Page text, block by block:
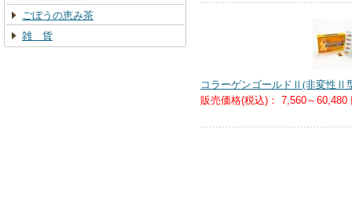
ごぼうの恵み茶
雑 貨
コラーゲンゴールドⅡ(非変性Ⅱ
販売価格(税込)： 7,560～60,480